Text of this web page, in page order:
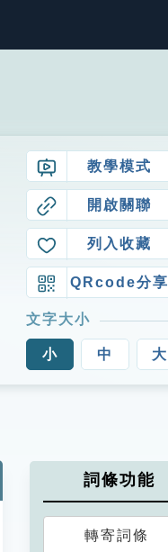
教學模式
開啟關聯
列入收藏
QRcode分享
文字大小
小 中 大
詞條功能
轉寄詞條